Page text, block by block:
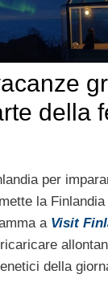
della
per
la Finlandia
aVisit
della